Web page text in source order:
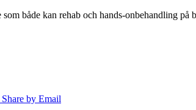
både kan rehab och hands-onbehandling på
Share by Email